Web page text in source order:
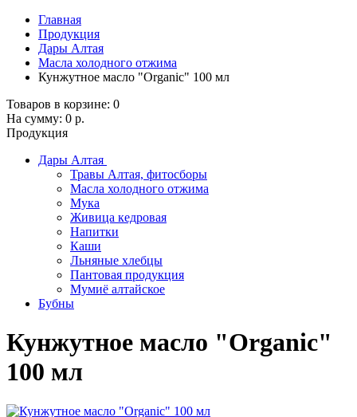
Главная
Продукция
Дары Алтая
Масла холодного отжима
Кунжутное масло "Organic" 100 мл
Товаров в корзине: 0
На сумму: 0 р.
Продукция
Дары Алтая
Травы Алтая, фитосборы
Масла холодного отжима
Мука
Живица кедровая
Напитки
Каши
Льняные хлебцы
Пантовая продукция
Мумиё алтайское
Бубны
Кунжутное масло "Organic"
100 мл